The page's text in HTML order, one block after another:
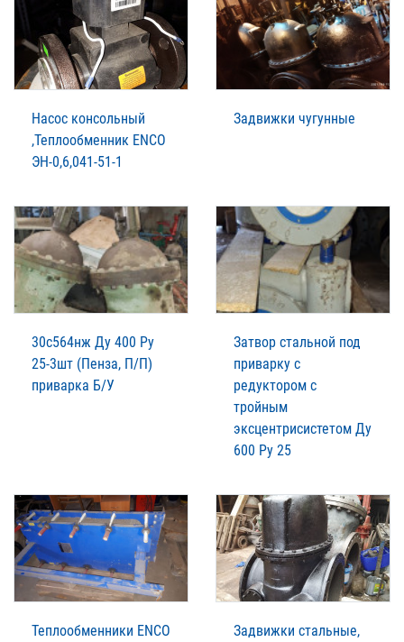
Насос консольный
,Теплообменник ENCO
ЭН-0,6,041-51-1
Задвижки чугунные
30с564нж Ду 400 Ру
25-3шт (Пенза, П/П)
приварка Б/У
Затвор стальной под
приварку с
редуктором с
тройным
эксцентрисистетом Ду
600 Ру 25
Теплообменники ENCO
Задвижки стальные,